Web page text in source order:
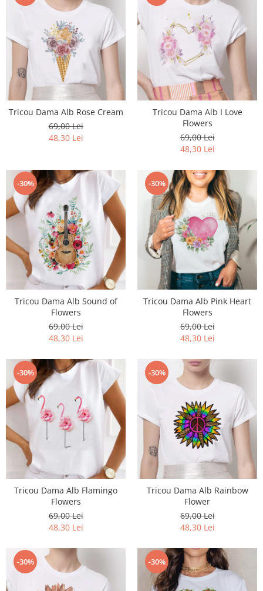
Tricou Dama Alb Rose Cream
69,00 Lei
48,30 Lei
Tricou Dama Alb I Love
Flowers
69,00 Lei
48,30 Lei
-30%
Tricou Dama Alb Sound of
Flowers
69,00 Lei
48,30 Lei
-30%
Tricou Dama Alb Pink Heart
Flowers
69,00 Lei
48,30 Lei
-30%
Tricou Dama Alb Flamingo
Flowers
69,00 Lei
48,30 Lei
-30%
Tricou Dama Alb Rainbow
Flower
69,00 Lei
48,30 Lei
-30% -30%